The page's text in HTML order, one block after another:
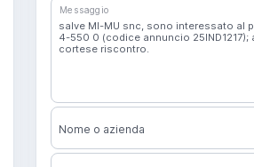
Messaggio
Nome o azienda